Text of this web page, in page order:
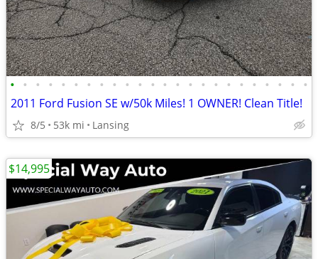
• • • • • • • • • • • • • • • • • • • • • • • •
2011 Ford Fusion SE w/50k Miles! 1 OWNER! Clean Title!
8/5 53k mi Lansing
$14,995